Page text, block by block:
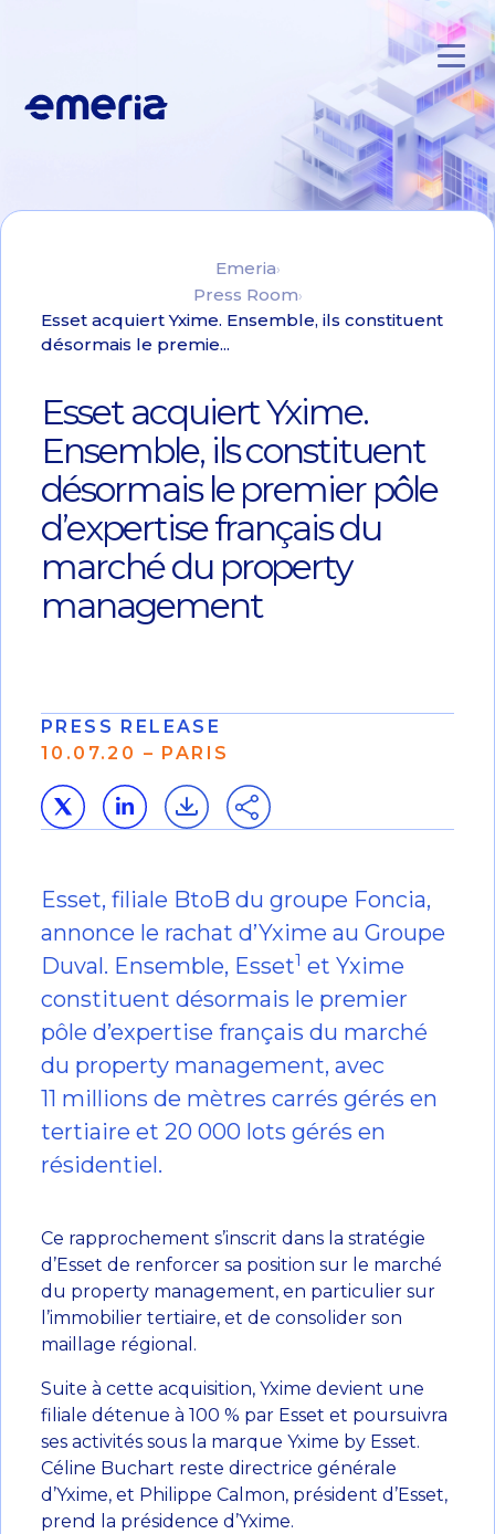
Emeria
Emeria
Press Room
Esset acquiert Yxime. Ensemble, ils constituent
désormais le premie...
Esset acquiert Yxime.
Ensemble, ils constituent
désormais le premier pôle
d’expertise français du
marché du property
management
PRESS RELEASE
10.07.20 – PARIS
Esset, filiale BtoB du groupe Foncia,
annonce le rachat d’Yxime au Groupe
Duval. Ensemble, Esset1 et Yxime
constituent désormais le premier
pôle d’expertise français du marché
du property management, avec
11 millions de mètres carrés gérés en
tertiaire et 20 000 lots gérés en
résidentiel.
Ce rapprochement s’inscrit dans la stratégie
d’Esset de renforcer sa position sur le marché
du property management, en particulier sur
l’immobilier tertiaire, et de consolider son
maillage régional.
Suite à cette acquisition, Yxime devient une
filiale détenue à 100 % par Esset et poursuivra
ses activités sous la marque Yxime by Esset.
Céline Buchart reste directrice générale
d’Yxime, et Philippe Calmon, président d’Esset,
prend la présidence d’Yxime.